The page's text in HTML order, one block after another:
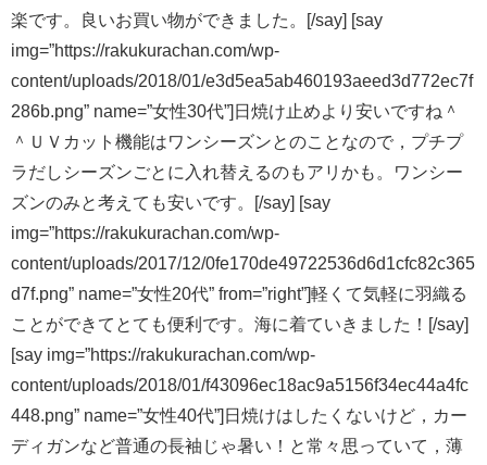
楽です。良いお買い物ができました。[/say] [say
img=”https://rakukurachan.com/wp-
content/uploads/2018/01/e3d5ea5ab460193aeed3d772ec7f
286b.png” name=”女性30代”]日焼け止めより安いですね＾
＾ＵＶカット機能はワンシーズンとのことなので，プチプ
ラだしシーズンごとに入れ替えるのもアリかも。ワンシー
ズンのみと考えても安いです。[/say] [say
img=”https://rakukurachan.com/wp-
content/uploads/2017/12/0fe170de49722536d6d1cfc82c365
d7f.png” name=”女性20代” from=”right”]軽くて気軽に羽織る
ことができてとても便利です。海に着ていきました！[/say]
[say img=”https://rakukurachan.com/wp-
content/uploads/2018/01/f43096ec18ac9a5156f34ec44a4fc
448.png” name=”女性40代”]日焼けはしたくないけど，カー
ディガンなど普通の長袖じゃ暑い！と常々思っていて，薄